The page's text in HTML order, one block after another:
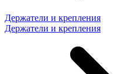
Держатели и крепления
Держатели и крепления